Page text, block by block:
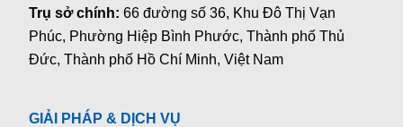
Trụ sở chính:66 đường số 36, Khu Đô Thị Vạn
Phúc, Phường Hiệp Bình Phước, Thành phố Thủ
Đức, Thành phố Hồ Chí Minh, Việt Nam
GIẢI PHÁP & DỊCH VỤ